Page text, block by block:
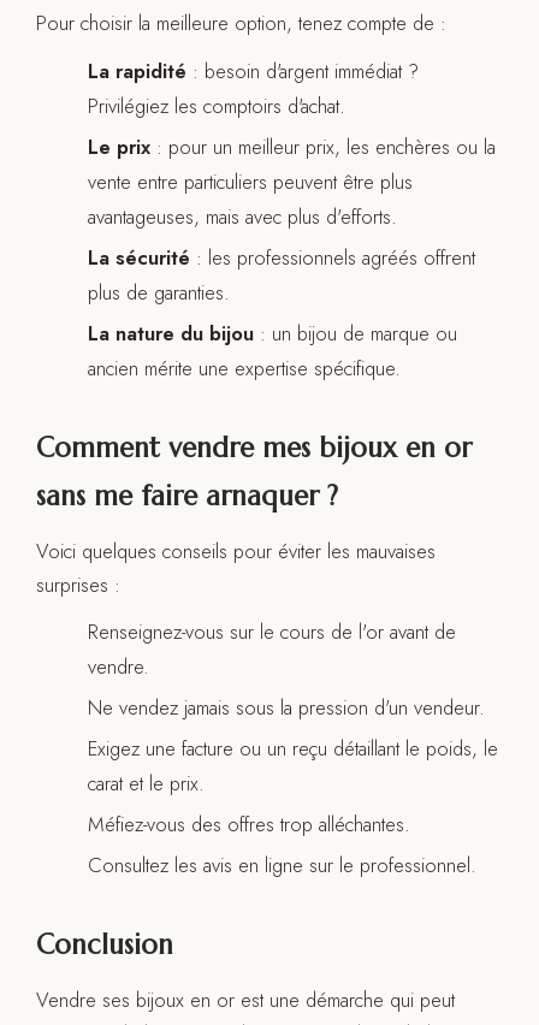
Pour choisir la meilleure option, tenez compte de :
La rapidité : besoin d'argent immédiat ?
Privilégiez les comptoirs d'achat.
Le prix : pour un meilleur prix, les enchères ou la
vente entre particuliers peuvent être plus
avantageuses, mais avec plus d'efforts.
La sécurité : les professionnels agréés offrent
plus de garanties.
La nature du bijou : un bijou de marque ou
ancien mérite une expertise spécifique.
Comment vendre mes bijoux en or
sans me faire arnaquer ?
Voici quelques conseils pour éviter les mauvaises
surprises :
Renseignez-vous sur le cours de l'or avant de
vendre.
Ne vendez jamais sous la pression d'un vendeur.
Exigez une facture ou un reçu détaillant le poids, le
carat et le prix.
Méfiez-vous des offres trop alléchantes.
Consultez les avis en ligne sur le professionnel.
Conclusion
Vendre ses bijoux en or est une démarche qui peut